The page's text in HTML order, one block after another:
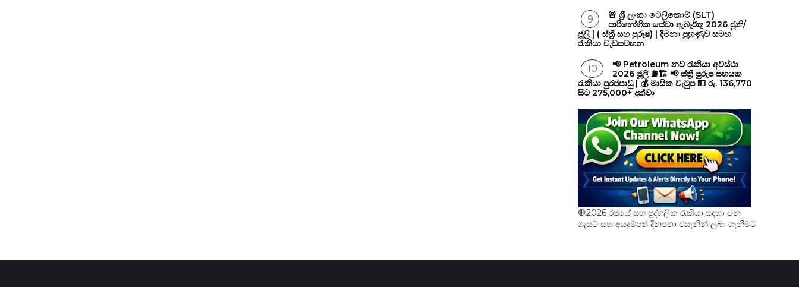
🚨 ශ්‍රී ලංකා ටෙලිකොම් (SLT)
පාරිභෝගික සේවා ඇබෑර්තු 2026 ජූනි/
ජූලි | ( ස්ත්‍රී සහ පුරුෂ) | දීමනා පුහුණුව සමඟ
රැකියා වැඩසටහන
📢 Petroleum නව රැකියා අවස්ථා
2026 ජූලි ⛽🏗️ 📢 ස්ත්‍රී පුරුෂ සහයක
රැකියා පුරප්පාඩු | 💰 මාසික වැටුප 💵 රු. 136,770
සිට 275,000+ දක්වා
🛑2026 රජයේ සහ පුද්ගලික රැකියා සඳහා වන
ගැසට් සහ අයදුම්පත් දිනපතා එසැනින් ලබා ගැනීමට